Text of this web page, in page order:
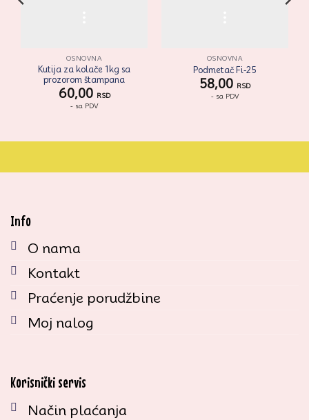
OSNOVNA
Kutija za kolače 1kg sa
prozorom štampana
60,00 RSD
- sa PDV
OSNOVNA
Podmetač Fi-25
58,00 RSD
- sa PDV
Info
O nama
Kontakt
Praćenje porudžbine
Moj nalog
Korisnički servis
Način plaćanja